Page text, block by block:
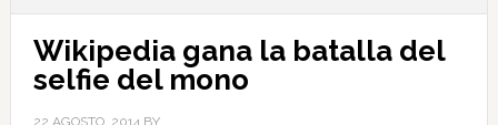
Wikipedia gana la batalla del
selfie del mono
22 AGOSTO, 2014BY